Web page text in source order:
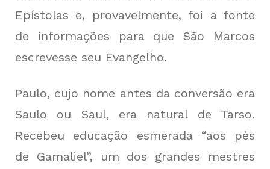
Epístolas e, provavelmente, foi a fonte
de informações para que São Marcos
escrevesse seu Evangelho.
Paulo, cujo nome antes da conversão era
Saulo ou Saul, era natural de Tarso.
Recebeu educação esmerada “aos pés
de Gamaliel”, um dos grandes mestres